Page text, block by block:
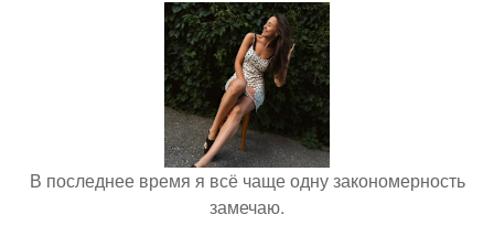
В последнее время я всё чаще одну закономерность
замечаю.